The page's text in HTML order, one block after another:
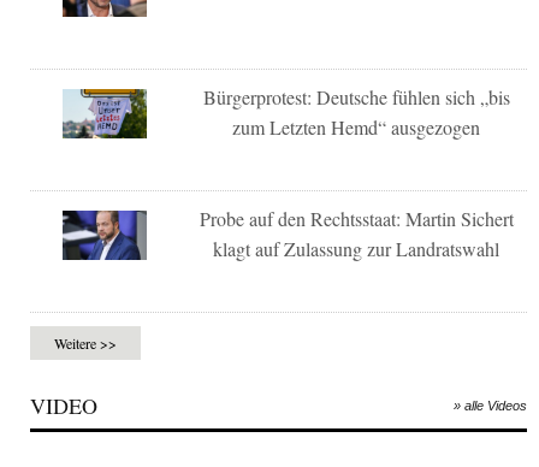
Bürgerprotest: Deutsche fühlen sich „bis
zum Letzten Hemd“ ausgezogen
Probe auf den Rechtsstaat: Martin Sichert
klagt auf Zulassung zur Landratswahl
Weitere >>
VIDEO » alle Videos